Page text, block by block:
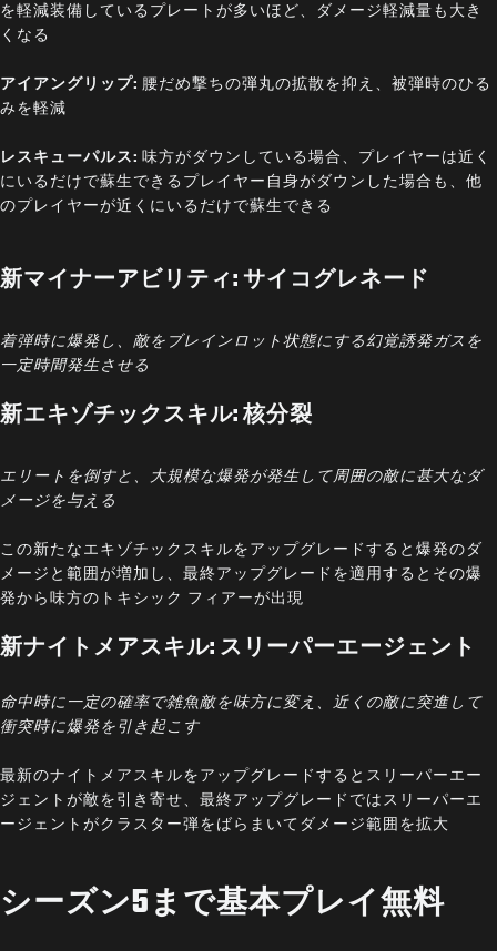
を軽減装備しているプレートが多いほど、ダメージ軽減量も大き
くなる
アイアングリップ: 腰だめ撃ちの弾丸の拡散を抑え、被弾時のひる
みを軽減
レスキューパルス: 味方がダウンしている場合、プレイヤーは近く
にいるだけで蘇生できるプレイヤー自身がダウンした場合も、他
のプレイヤーが近くにいるだけで蘇生できる
新マイナーアビリティ: サイコグレネード
着弾時に爆発し、敵をブレインロット状態にする幻覚誘発ガスを
一定時間発生させる
新エキゾチックスキル: 核分裂
エリートを倒すと、大規模な爆発が発生して周囲の敵に甚大なダ
メージを与える
この新たなエキゾチックスキルをアップグレードすると爆発のダ
メージと範囲が増加し、最終アップグレードを適用するとその爆
発から味方のトキシック フィアーが出現
新ナイトメアスキル: スリーパーエージェント
命中時に一定の確率で雑魚敵を味方に変え、近くの敵に突進して
衝突時に爆発を引き起こす
最新のナイトメアスキルをアップグレードするとスリーパーエー
ジェントが敵を引き寄せ、最終アップグレードではスリーパーエ
ージェントがクラスター弾をばらまいてダメージ範囲を拡大
シーズン5まで基本プレイ無料